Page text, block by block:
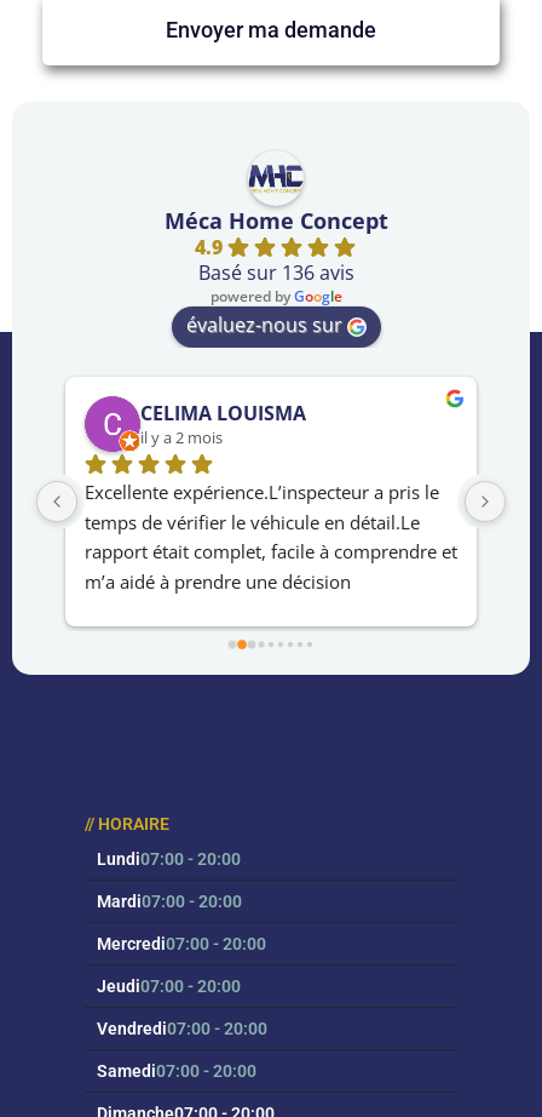
Envoyer ma demande
Méca Home Concept
4.9
Basé sur 136 avis
powered byGoogle
évaluez-nous sur
CELIMA LOUISMA
il y a 2 mois
Excellente expérience.L’inspecteur a pris le
temps de vérifier le véhicule en détail.Le
rapport était complet, facile à comprendre et
m’a aidé à prendre une décision
au
// HORAIRE
Lundi07:00 - 20:00
Mardi07:00 - 20:00
Mercredi07:00 - 20:00
Jeudi07:00 - 20:00
Vendredi07:00 - 20:00
Samedi07:00 - 20:00